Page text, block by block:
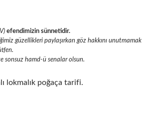
efendimizin sünnetidir.
güzellikleri paylaşırkan göz hakkını unutmamak
sonsuz hamd-ü senalar olsun.
lokmalık poğaça tarifi.